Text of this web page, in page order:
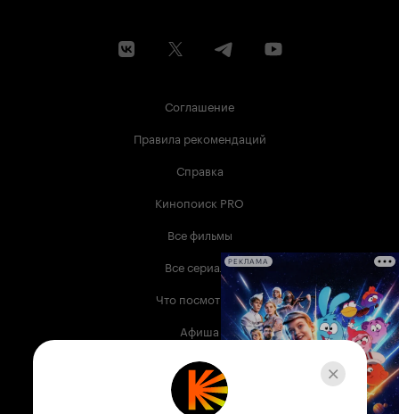
Соглашение
Правила рекомендаций
Справка
Кинопоиск PRO
Все фильмы
Все сериалы
Что посмотреть
Афиша
Музыка
Телепрограмма
РЕКЛАМА